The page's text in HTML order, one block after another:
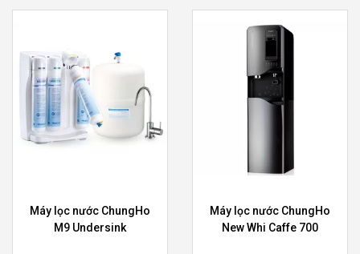
Máy lọc nước ChungHo
M9 Undersink
Máy lọc nước ChungHo
New Whi Caffe 700